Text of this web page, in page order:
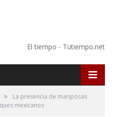
El tiempo - Tutiempo.net
»
La presencia de mariposas
mexicanos